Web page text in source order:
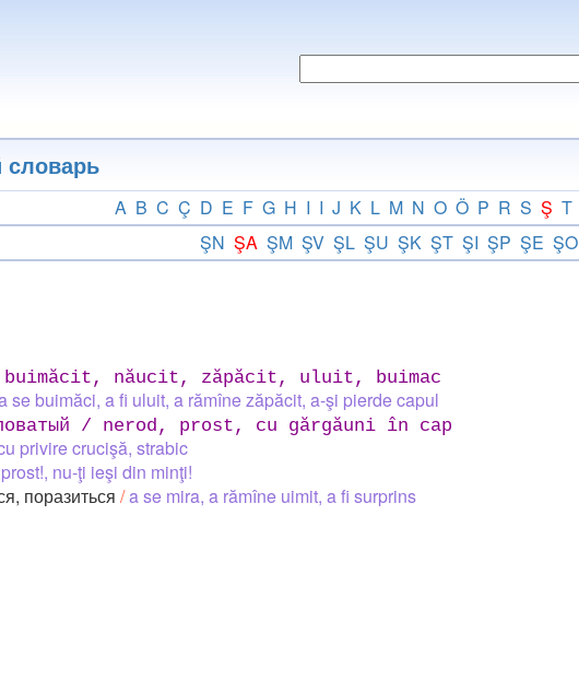
словарь
A B C Ç D E F G H I I J K L M N O Ö P R S Ş T
ŞN ŞA ŞM ŞV ŞL ŞU ŞK ŞT ŞI ŞP ŞE ŞO
/ buimăcit, năucit, zăpăcit, uluit, buimac
se buimăci, a fi uluit, a rămîne zăpăcit, a-şi pierde capul
/ nerod, prost, cu gărgăuni în cap
privire crucişă, strabic
nu-ţi ieşi din minţi!
поразиться /a se mira, a rămîne uimit, a fi surprins